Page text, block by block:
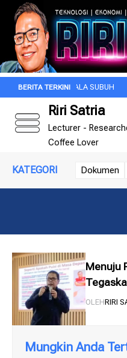
INI DI KALA SUBUH JIWA
Riri Satria
Lecturer -
Coffee Lover
KATEGORI Dokumen
Menuju
OLEHRIRI
Mungkin Anda